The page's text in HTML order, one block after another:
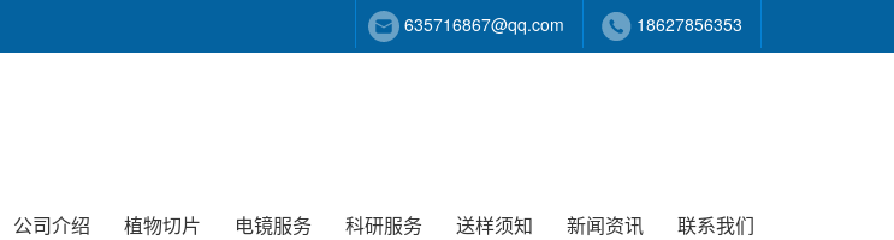
635716867@qq.com 18627856353
公司介绍 植物切片 电镜服务 科研服务 送样须知 新闻资讯 联系我们